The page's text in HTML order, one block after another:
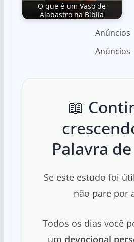
O que é um Vaso de
Alabastro na Bíblia
Anúncios
Anúncios
📖
Palavra
Se este estudo foi
não pare por
Todos os dias você